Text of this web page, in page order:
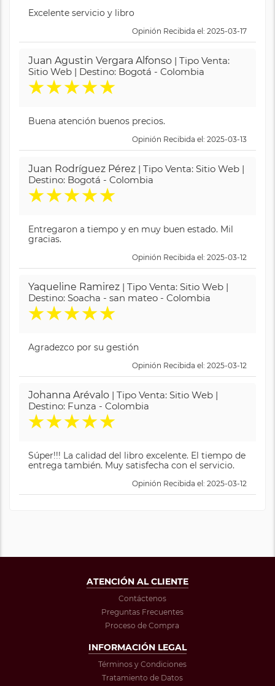
Excelente servicio y libro
Opinión Recibida el: 2025-03-17
Juan Agustin Vergara Alfonso | Tipo Venta:
Sitio Web | Destino: Bogotá - Colombia
★★★★★
Buena atención buenos precios.
Opinión Recibida el: 2025-03-13
Juan Rodríguez Pérez | Tipo Venta: Sitio Web |
Destino: Bogotá - Colombia
★★★★★
Entregaron a tiempo y en muy buen estado. Mil
gracias.
Opinión Recibida el: 2025-03-12
Yaqueline Ramirez | Tipo Venta: Sitio Web |
Destino: Soacha - san mateo - Colombia
★★★★★
Agradezco por su gestión
Opinión Recibida el: 2025-03-12
Johanna Arévalo | Tipo Venta: Sitio Web |
Destino: Funza - Colombia
★★★★★
Súper!!! La calidad del libro excelente. El tiempo de
entrega también. Muy satisfecha con el servicio.
Opinión Recibida el: 2025-03-12
ATENCIÓN AL CLIENTE
Contáctenos
Preguntas Frecuentes
Proceso de Compra
INFORMACIÓN LEGAL
Términos y Condiciones
Tratamiento de Datos